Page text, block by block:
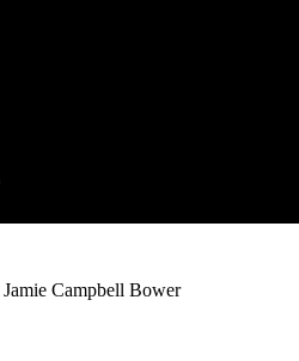
Campbell Bower